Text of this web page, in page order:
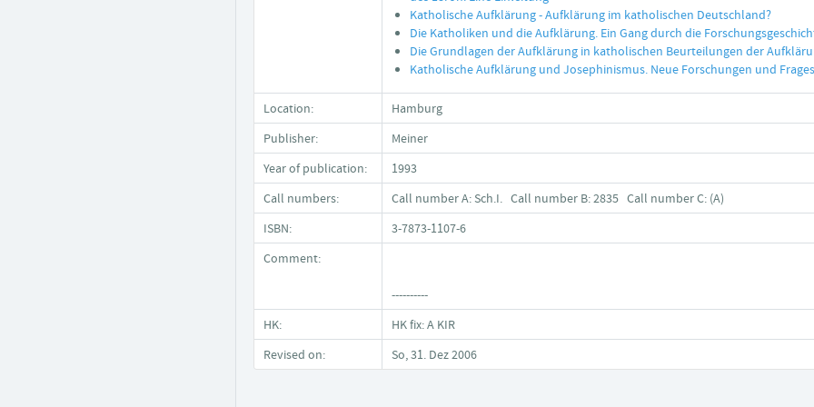
Katholische Aufklärung - Aufklärung im katholischen Deutschland?
Die Katholiken und die Aufklärung. Ein Gang durch die
Die Grundlagen der Aufklärung in katholischen Beurteilungen der
Katholische Aufklärung und Josephinismus. Neue Forschungen und
Location:
Hamburg
Publisher:
Meiner
Year of publication:
1993
Call numbers:
Call number A: Sch.I. Call number B: 2835 Call number C: (A)
ISBN:
3-7873-1107-6
Comment:
----------
HK:
HK fix: A KIR
Revised on:
So, 31. Dez 2006